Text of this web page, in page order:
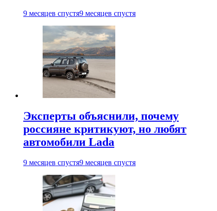
9 месяцев спустя9 месяцев спустя
Эксперты объяснили, почему
россияне критикуют, но любят
автомобили Lada
9 месяцев спустя9 месяцев спустя